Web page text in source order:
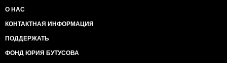
О НАС
КОНТАКТНАЯ ИНФОРМАЦИЯ
ПОДДЕРЖАТЬ
ФОНД ЮРИЯ БУТУСОВА